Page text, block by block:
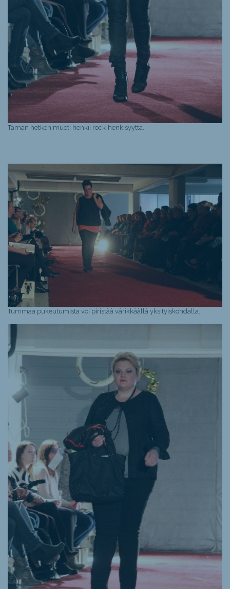
Tämän hetken muoti henkii rock-henkisyyttä.
Tummaa pukeutumista voi piristää värikkäällä yksityiskohdalla.